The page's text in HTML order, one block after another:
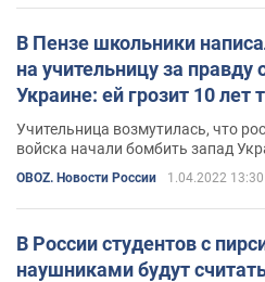
В Пензе школьники
на учительницу за правду
Украине: ей грозит 10
Учительница возмутилась, что
войска начали бомбить запад
OBOZ. Новости России 1.04.2022 13:30
В России студентов с
наушниками будут